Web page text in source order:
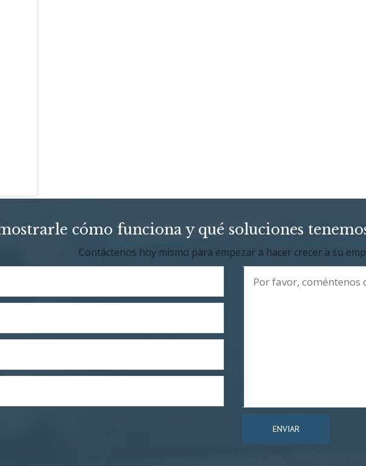
cómo funciona y qué soluciones
Contáctenos hoy mismo para empezar a hacer crecer a su